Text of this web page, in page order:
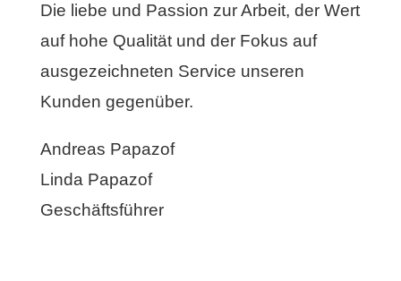
Die liebe und Passion zur Arbeit, der Wert
auf hohe Qualität und der Fokus auf
ausgezeichneten Service unseren
Kunden gegenüber.
Andreas Papazof
Linda Papazof
Geschäftsführer